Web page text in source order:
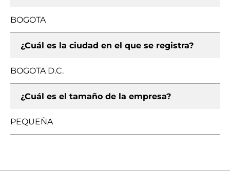
BOGOTA
¿Cuál es la ciudad en el que se registra?
BOGOTA D.C.
¿Cuál es el tamaño de la empresa?
PEQUEÑA